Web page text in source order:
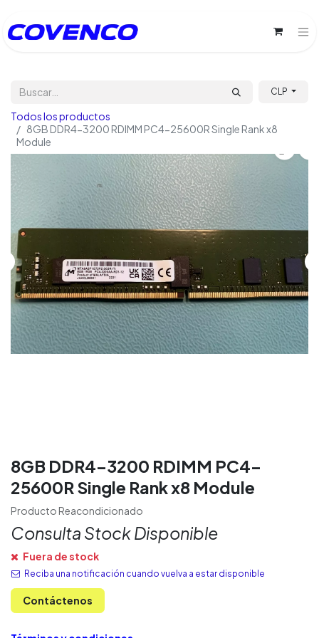
CLP
Todos los productos
8GB DDR4-3200 RDIMM PC4-25600R Single Rank x8
Module
8GB DDR4-3200 RDIMM PC4-
25600R Single Rank x8 Module
Producto Reacondicionado
Consulta Stock Disponible
Fuera de stock
Reciba una notificación cuando vuelva a estar disponible
Contáctenos